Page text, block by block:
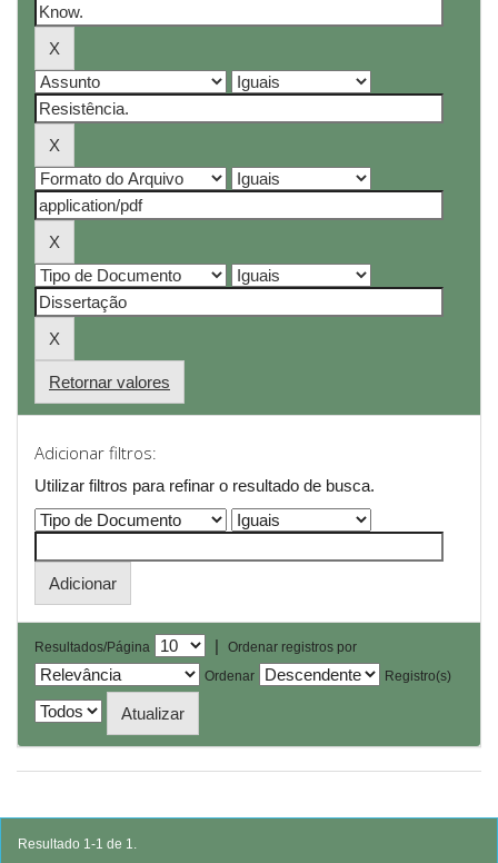
Retornar valores
Adicionar filtros:
Utilizar filtros para refinar o resultado de busca.
Resultados/Página |
Ordenar registros por
Ordenar
Registro(s)
Resultado 1-1 de 1.